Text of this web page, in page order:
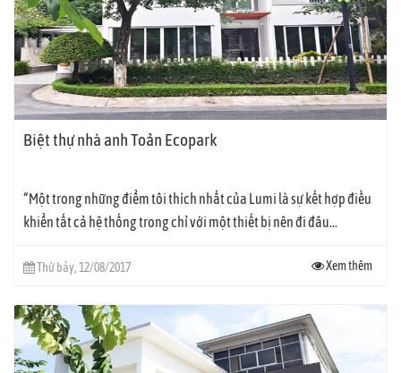
Biệt thự nhà anh Toản Ecopark
“Một trong những điểm tôi thích nhất của Lumi là sự kết hợp điều
khiển tất cả hệ thống trong chỉ với một thiết bị nên đi đâu...
Thứ bảy, 12/08/2017 Xem thêm